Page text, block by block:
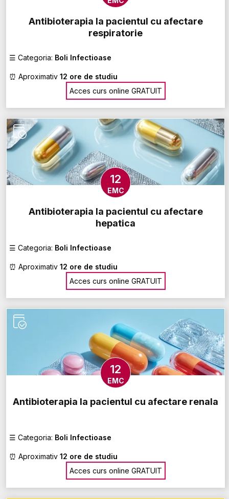
Antibioterapia la pacientul cu afectare
respiratorie
☰ Categoria: Boli Infectioase
⏰ Aproximativ 12 ore de studiu
Acces curs online GRATUIT
12
EMC
Antibioterapia la pacientul cu afectare
hepatica
☰ Categoria: Boli Infectioase
⏰ Aproximativ 12 ore de studiu
Acces curs online GRATUIT
12
EMC
Antibioterapia la pacientul cu afectare renala
☰ Categoria: Boli Infectioase
⏰ Aproximativ 12 ore de studiu
Acces curs online GRATUIT